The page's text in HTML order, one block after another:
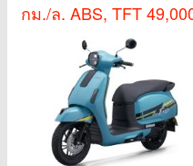
กม./ล. ABS, TFT